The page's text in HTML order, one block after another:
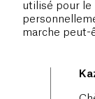
utilisé pour le
marche peut-